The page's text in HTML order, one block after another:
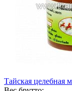
Тайская целебная